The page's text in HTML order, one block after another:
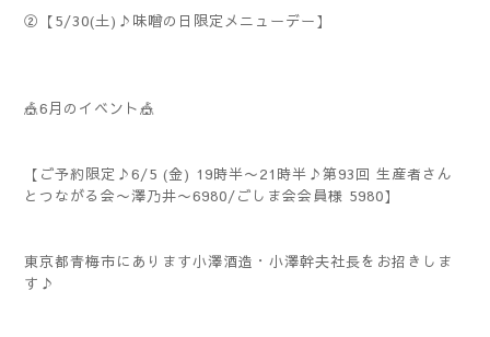
②【5/30(土)♪味噌の日限定メニューデー】
🎪6月のイベント🎪
【ご予約限定♪6/5 (金) 19時半〜21時半♪第93回 生産者さん
とつながる会〜澤乃井〜6980/ごしま会会員様 5980】
東京都青梅市にあります小澤酒造・小澤幹夫社長をお招きしま
す♪